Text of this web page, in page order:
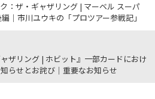
：ザ・ギャザリング | マーベル スーパ
｜市川ユウキの「プロツアー参戦記」
ャザリング | ホビット』一部カードにおけ
らせとお詫び｜重要なお知らせ